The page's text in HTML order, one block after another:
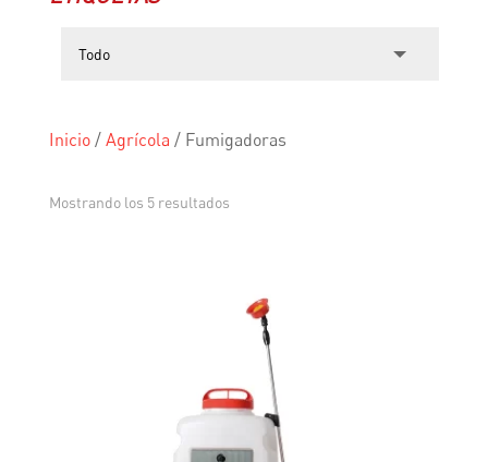
Inicio/ Agrícola / Fumigadoras
Mostrando los 5 resultados